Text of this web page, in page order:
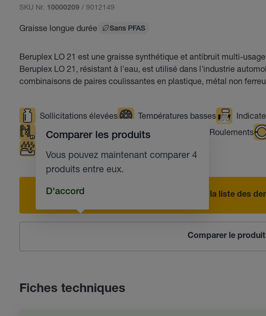
SKU Nr. 10000209 / 9012149
Graisse longue durée Sans PFAS
Beruplex LO 21 est une graisse synthétique et antibruit multi-
Beruplex LO 21, résistant à l'eau, est utilisé dans l'industrie
combinaisons de paires coulissantes en plastique, métal non
Sollicitations élevées Températures basses
Compatible avec les matières plastiques
Roulements
Ajouter à la liste des
Comparer le produit
Comparer les produits
Vous pouvez maintenant comparer 4
produits entre eux.
D'accord
Fiches techniques